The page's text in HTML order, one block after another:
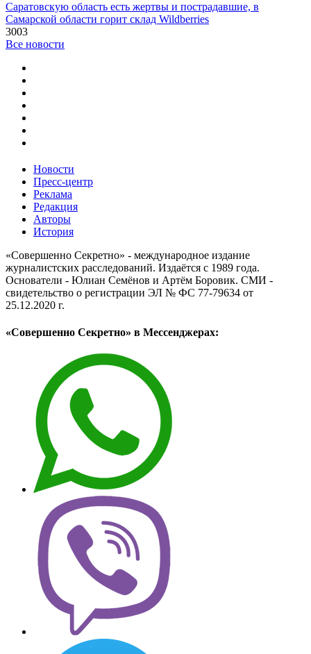
Саратовскую область есть жертвы и пострадавшие, в
Самарской области горит склад Wildberries
3003
Все новости
Новости
Пресс-центр
Реклама
Редакция
Авторы
История
«Совершенно Секретно» - международное издание
журналистских расследований. Издаётся с 1989 года.
Основатели - Юлиан Семёнов и Артём Боровик. CМИ -
свидетельство о регистрации ЭЛ № ФС 77-79634 от
25.12.2020 г.
«Совершенно Секретно» в Мессенджерах: